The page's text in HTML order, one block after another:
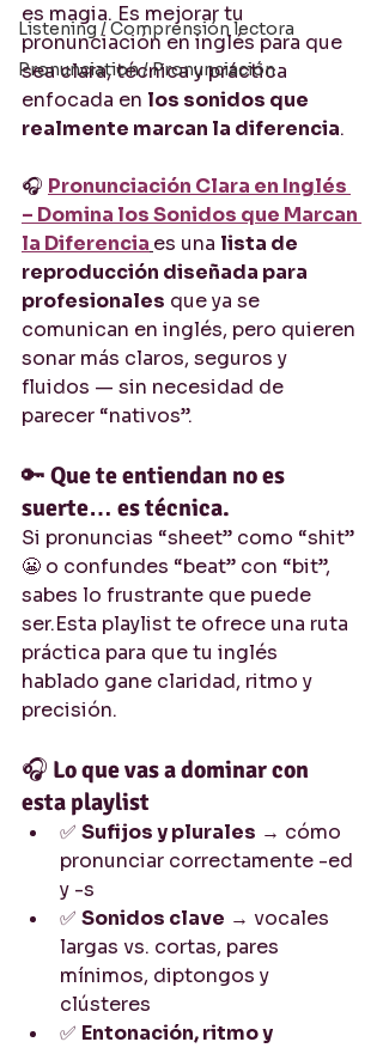
Listening / Comprensión lectora
Pronunciation / Pronunciación
es magia. Es mejorar tu
pronunciación en inglés para que
sea clara, técnica y práctica
enfocada en los sonidos que
realmente marcan la diferencia.
🎧 Pronunciación Clara en Inglés
– Domina los Sonidos que Marcan
la Diferencia es una lista de
reproducción diseñada para
profesionales que ya se
comunican en inglés, pero quieren
sonar más claros, seguros y
fluidos — sin necesidad de
parecer “nativos”.
🔑 Que te entiendan no es
suerte… es técnica.
Si pronuncias “sheet” como “shit”
😬 o confundes “beat” con “bit”,
sabes lo frustrante que puede
ser.Esta playlist te ofrece una ruta
práctica para que tu inglés
hablado gane claridad, ritmo y
precisión.
🎧 Lo que vas a dominar con
esta playlist
✅ Sufijos y plurales → cómo
pronunciar correctamente -ed
y -s
✅ Sonidos clave → vocales
largas vs. cortas, pares
mínimos, diptongos y
clústeres
✅ Entonación, ritmo y